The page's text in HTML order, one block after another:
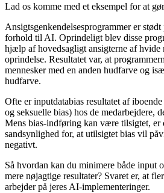
Lad os komme med et eksempel for at
Ansigtsgenkendelsesprogrammer er
forhold til AI. Oprindeligt blev disse
hjælp af hovedsagligt ansigterne af
oprindelse. Resultatet var, at
mennesker med en anden hudfarve og
hudfarve.
Ofte er inputdatabias resultatet af
og seksuelle bias) hos de medarbejdere,
Mens bias-indføring kan være tilsigtet, er
sandsynlighed for, at utilsigtet bias vil
negativt.
Så hvordan kan du minimere både input
mere nøjagtige resultater? Svaret er, at
arbejder på jeres AI-implementeringer.